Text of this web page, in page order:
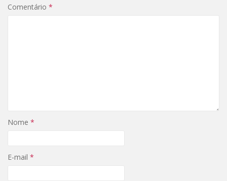
Comentário *
Nome *
E-mail *